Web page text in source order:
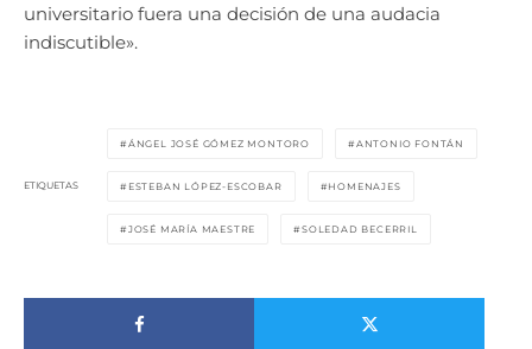
universitario fuera una decisión de una audacia
indiscutible».
ETIQUETAS
ÁNGEL JOSÉ GÓMEZ MONTORO ANTONIO FONTÁN
ESTEBAN LÓPEZ-ESCOBAR HOMENAJES
JOSÉ MARÍA MAESTRE SOLEDAD BECERRIL